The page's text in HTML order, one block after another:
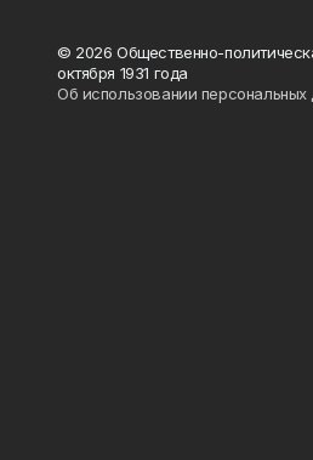
© 2026 Общественно-
октября 1931 года
Об использовании персональных